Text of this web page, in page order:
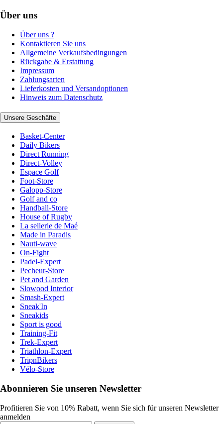
Über uns
Über uns ?
Kontaktieren Sie uns
Allgemeine Verkaufsbedingungen
Rückgabe & Erstattung
Impressum
Zahlungsarten
Lieferkosten und Versandoptionen
Hinweis zum Datenschutz
Unsere Geschäfte
Basket-Center
Daily Bikers
Direct Running
Direct-Volley
Espace Golf
Foot-Store
Galopp-Store
Golf and co
Handball-Store
House of Rugby
La sellerie de Maé
Made in Paradis
Nauti-wave
On-Fight
Padel-Expert
Pecheur-Store
Pet and Garden
Slowood Interior
Smash-Expert
Sneak'In
Sneakids
Sport is good
Training-Fit
Trek-Expert
Triathlon-Expert
TripnBikers
Vélo-Store
Abonnieren Sie unseren Newsletter
Profitieren Sie von 10% Rabatt, wenn Sie sich für unseren Newsletter
anmelden